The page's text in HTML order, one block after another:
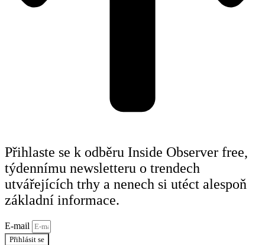
Přihlaste se k odběru Inside Observer free,
týdennímu newsletteru o trendech
utvářejících trhy a nenech si utéct alespoň
základní informace.
E-mail
Přihlásit se